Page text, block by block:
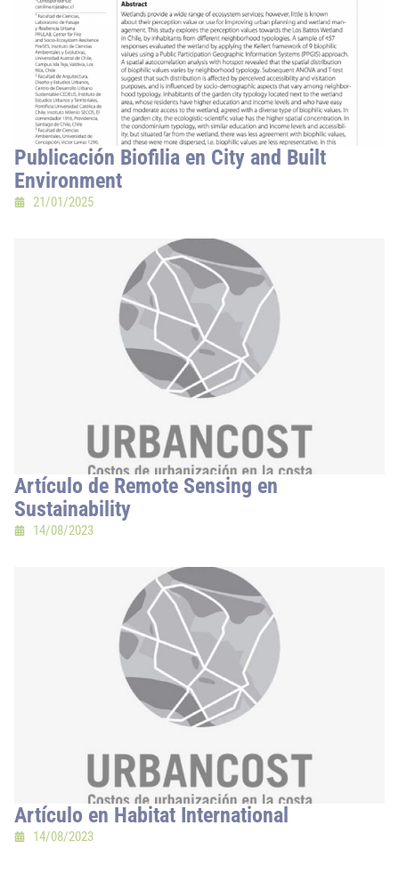
Publicación Biofilia en City and Built
Environment
21/01/2025
Artículo de Remote Sensing en
Sustainability
14/08/2023
Artículo en Habitat International
14/08/2023